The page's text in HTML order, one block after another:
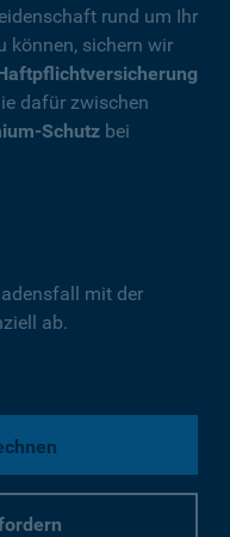
rund um Ihr
können, sichern wir
dafür zwischen
Schutz bei
mit der
ab.